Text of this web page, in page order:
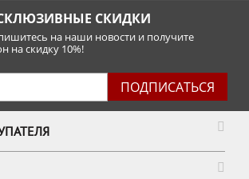
СКИДКИ
на наши новости и получите
на скидку 10%!
ПОДПИСАТЬСЯ